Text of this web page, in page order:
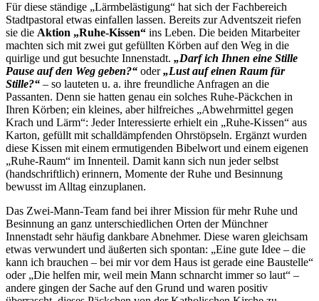
Für diese ständige „Lärmbelästigung“ hat sich der Fachbereich
Stadtpastoral etwas einfallen lassen. Bereits zur Adventszeit riefen
sie die Aktion „Ruhe-Kissen“ ins Leben. Die beiden Mitarbeiter
machten sich mit zwei gut gefüllten Körben auf den Weg in die
quirlige und gut besuchte Innenstadt. „Darf ich Ihnen eine Stille
Pause auf den Weg geben?“ oder„Lust auf einen Raum für
Stille?“ – so lauteten u. a. ihre freundliche Anfragen an die
Passanten. Denn sie hatten genau ein solches Ruhe-Päckchen in
Ihren Körben; ein kleines, aber hilfreiches „Abwehrmittel gegen
Krach und Lärm“: Jeder Interessierte erhielt ein „Ruhe-Kissen“ aus
Karton, gefüllt mit schalldämpfenden Ohrstöpseln. Ergänzt wurden
diese Kissen mit einem ermutigenden Bibelwort und einem eigenen
„Ruhe-Raum“ im Innenteil. Damit kann sich nun jeder selbst
(handschriftlich) erinnern, Momente der Ruhe und Besinnung
bewusst im Alltag einzuplanen.
Das Zwei-Mann-Team fand bei ihrer Mission für mehr Ruhe und
Besinnung an ganz unterschiedlichen Orten der Münchner
Innenstadt sehr häufig dankbare Abnehmer. Diese waren gleichsam
etwas verwundert und äußerten sich spontan: „Eine gute Idee – die
kann ich brauchen – bei mir vor dem Haus ist gerade eine Baustelle“
oder „Die helfen mir, weil mein Mann schnarcht immer so laut“ –
andere gingen der Sache auf den Grund und waren positiv